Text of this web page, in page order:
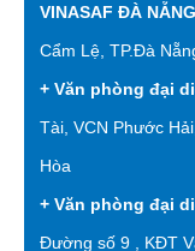
VINASAF ĐÀ
Cẩm Lệ, TP.Đà
+ Văn phòng đại
Tài, VCN Phước
Hòa
+ Văn phòng đại
Đường số 9 , KĐT